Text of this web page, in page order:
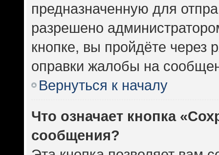
предназначенную для
разрешено
кнопке, вы пройдёте
оправки жалобы на
Вернуться к началу
Что означает кнопка
сообщения?